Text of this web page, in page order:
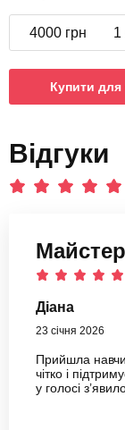
4000 грн 1
Купити для
Відгуки
Діана
23 січня 2026
Прийшла
чітко і
у голосі